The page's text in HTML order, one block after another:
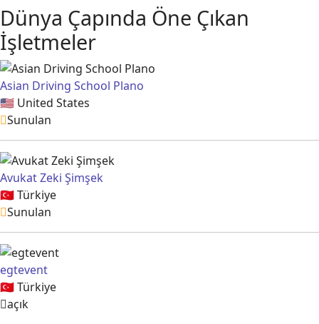
Dünya Çapında Öne Çıkan
İşletmeler
Asian Driving School Plano
🇺🇸 United States
Sunulan
Avukat Zeki Şimşek
🇹🇷Türkiye
Sunulan
egtevent
🇹🇷Türkiye
açık